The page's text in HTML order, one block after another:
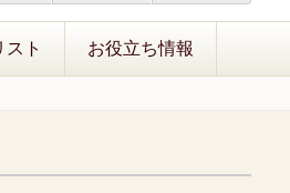
スト お役立ち情報